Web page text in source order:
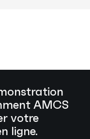
AMCS
votre
ligne.